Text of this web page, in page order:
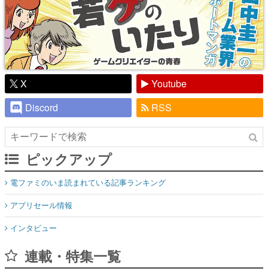
X
Youtube
Discord
RSS
ピックアップ
電ファミのいま読まれている記事ランキング
アプリセール情報
インタビュー
連載・特集一覧